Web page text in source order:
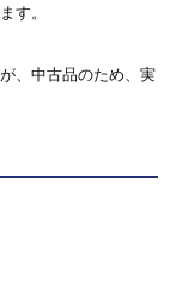
す。
、中古品のため、実